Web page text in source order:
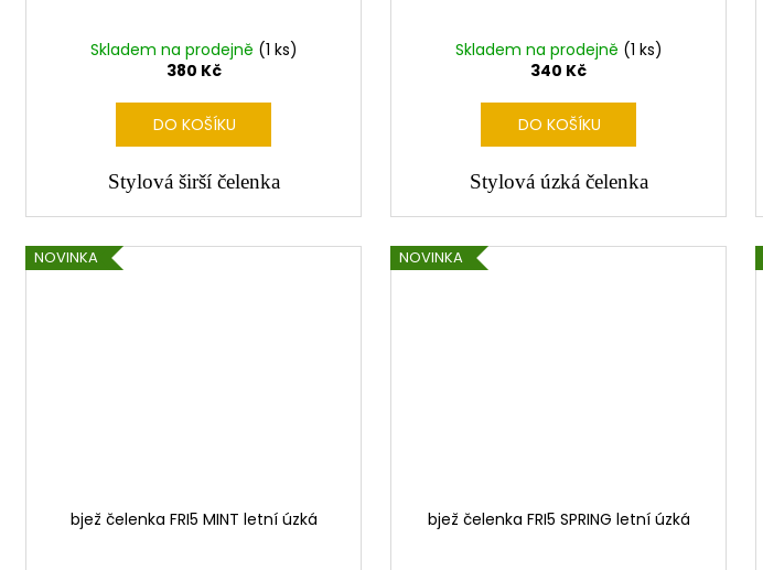
Skladem na prodejně (1 ks)
380 Kč
DO KOŠÍKU
Stylová širší čelenka
Skladem na prodejně (1 ks)
340 Kč
DO KOŠÍKU
Stylová úzká čelenka
NOVINKA
bjež čelenka FRI5 MINT letní úzká
NOVINKA
bjež čelenka FRI5 SPRING letní úzká